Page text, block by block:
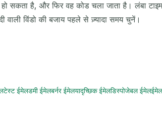
सकता है, और फिर वह कोड चला जाता है। लंबा
वाली विंडो की बजाय पहले से ज़्यादा समय चुनें।
टेस्ट ईमेलडमी ईमेलबर्नर ईमेलयादृच्छिक ईमेलडिस्पोजेबल ईमेल